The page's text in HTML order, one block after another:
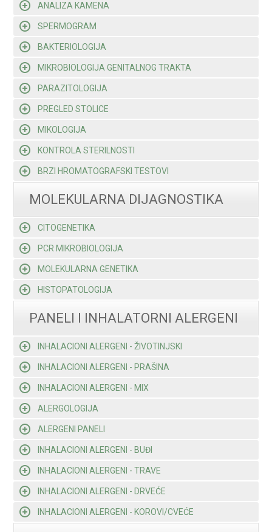
ANALIZA KAMENA
SPERMOGRAM
BAKTERIOLOGIJA
MIKROBIOLOGIJA GENITALNOG TRAKTA
PARAZITOLOGIJA
PREGLED STOLICE
MIKOLOGIJA
KONTROLA STERILNOSTI
BRZI HROMATOGRAFSKI TESTOVI
MOLEKULARNA DIJAGNOSTIKA
CITOGENETIKA
PCR MIKROBIOLOGIJA
MOLEKULARNA GENETIKA
HISTOPATOLOGIJA
PANELI I INHALATORNI ALERGENI
INHALACIONI ALERGENI - ŽIVOTINJSKI
INHALACIONI ALERGENI - PRAŠINA
INHALACIONI ALERGENI - MIX
ALERGOLOGIJA
ALERGENI PANELI
INHALACIONI ALERGENI - BUĐI
INHALACIONI ALERGENI - TRAVE
INHALACIONI ALERGENI - DRVEĆE
INHALACIONI ALERGENI - KOROVI/CVEĆE